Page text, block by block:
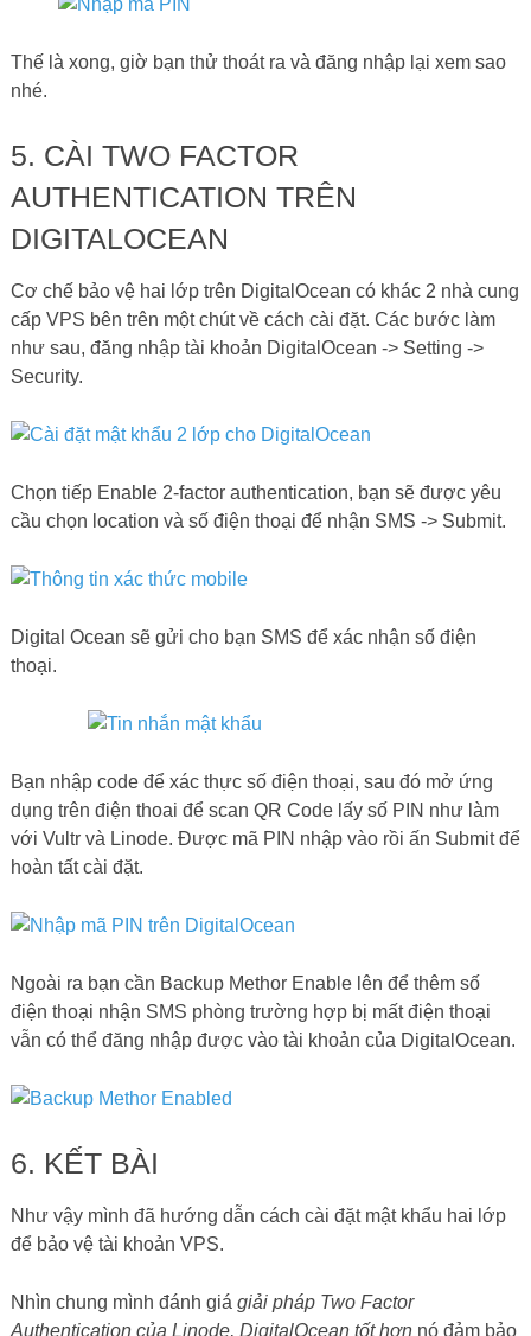
Thế là xong, giờ bạn thử thoát ra và đăng nhập lại xem sao
nhé.
5. CÀI TWO FACTOR
AUTHENTICATION TRÊN
DIGITALOCEAN
Cơ chế bảo vệ hai lớp trên DigitalOcean có khác 2 nhà cung
cấp VPS bên trên một chút về cách cài đặt. Các bước làm
như sau, đăng nhập tài khoản DigitalOcean -> Setting ->
Security.
Chọn tiếp Enable 2-factor authentication, bạn sẽ được yêu
cầu chọn location và số điện thoại để nhận SMS -> Submit.
Digital Ocean sẽ gửi cho bạn SMS để xác nhận số điện
thoại.
Bạn nhập code để xác thực số điện thoại, sau đó mở ứng
dụng trên điện thoai để scan QR Code lấy số PIN như làm
với Vultr và Linode. Được mã PIN nhập vào rồi ấn Submit để
hoàn tất cài đặt.
Ngoài ra bạn cần Backup Methor Enable lên để thêm số
điện thoại nhận SMS phòng trường hợp bị mất điện thoại
vẫn có thể đăng nhập được vào tài khoản của DigitalOcean.
6. KẾT BÀI
Như vậy mình đã hướng dẫn cách cài đặt mật khẩu hai lớp
để bảo vệ tài khoản VPS.
Nhìn chung mình đánh giá giải pháp Two Factor
Authentication của Linode, DigitalOcean tốt hơnnó đảm bảo